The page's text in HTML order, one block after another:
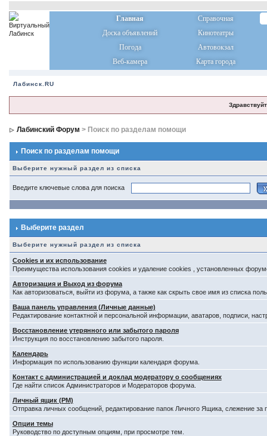
Главная
Справочная
Доска объявлений
Кинотеатры
Погода
Автовокзал
Веб-камера
Карта города
Лабинск.RU
Лабинский Форум > Поиск по разделам помощи
Поиск по разделам помощи
Выберите нужный раздел из списка
Введите ключевые слова для поиска
Выберите раздел
Выберите нужный раздел из списка
Cookies и их использование
Преимущества использования cookies и удаление cookies , установленных
Авторизация и Выход из форума
Как авторизоваться, выйти из форума, а также как скрыть свое имя из списка
Ваша панель управления (Личные данные)
Редактирование контактной и персональной информации, аватаров, подписи,
Восстановление утерянного или забытого пароля
Инструкция по восстановлению забытого пароля.
Календарь
Информация по использованию функции календаря форума.
Контакт с администрацией и доклад модератору о сообщениях
Где найти список Администраторов и Модераторов форума.
Личный ящик (PM)
Отправка личных сообщений, редактирование папок Личного Ящика, слежение
Опции темы
Руководство по доступным опциям, при просмотре тем.